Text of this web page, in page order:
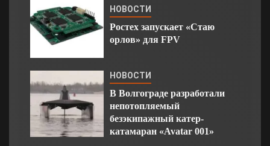
НОВОСТИ
Ростех запускает «Стаю
орлов» для FPV
НОВОСТИ
В Волгограде разработали
непотопляемый
безэкипажный катер-
катамаран «Avatar 001»